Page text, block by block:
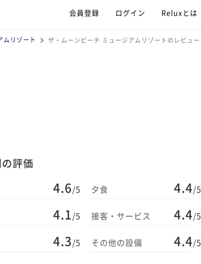
会員登録 ログイン Reluxとは
ムリゾート ザ・ムーンビーチ ミュージアムリゾートのレビュー
評価
4.6/5
4.1/5
4.3/5
夕食 4.4/5
接客・サービス 4.4/5
その他の設備 4.4/5